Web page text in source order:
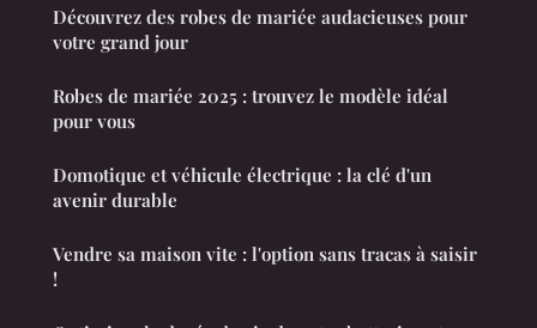
Découvrez des robes de mariée audacieuses pour
votre grand jour
Robes de mariée 2025 : trouvez le modèle idéal
pour vous
Domotique et véhicule électrique : la clé d'un
avenir durable
Vendre sa maison vite : l'option sans tracas à saisir
!